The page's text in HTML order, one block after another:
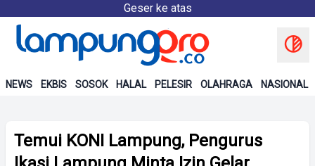
Geser ke atas
NEWS EKBIS SOSOK HALAL PELESIR OLAHRAGA NASIONAL
Temui KONI Lampung, Pengurus